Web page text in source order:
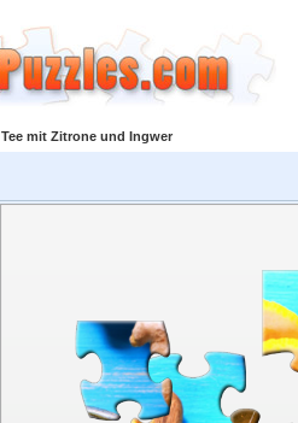
Tee mit Zitrone und Ingwer